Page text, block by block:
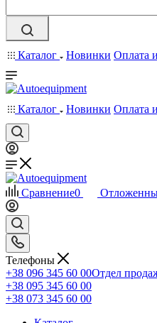
Каталог Новинки Оплата
Каталог Новинки Оплата
Сравнение0
Телефоны
+38 096 345 60 00Отдел
+38 095 345 60 00
+38 073 345 60 00